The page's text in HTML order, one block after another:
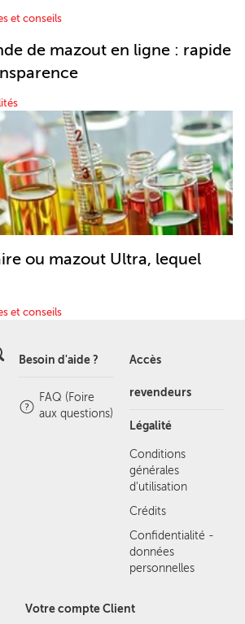
et conseils
de mazout en ligne : rapide
ou mazout Ultra, lequel
et conseils
Besoin d'aide ?
FAQ (Foire
aux questions)
Accès
revendeurs
Légalité
Conditions
générales
d'utilisation
Crédits
Confidentialité -
données
personnelles
Votre compte Client